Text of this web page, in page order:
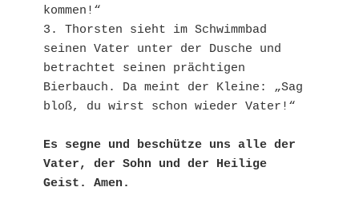
kommen!“
3. Thorsten sieht im Schwimmbad
seinen Vater unter der Dusche und
betrachtet seinen prächtigen
Bierbauch. Da meint der Kleine: „Sag
bloß, du wirst schon wieder Vater!“
Es segne und beschütze uns alle der
Vater, der Sohn und der Heilige
Geist. Amen.